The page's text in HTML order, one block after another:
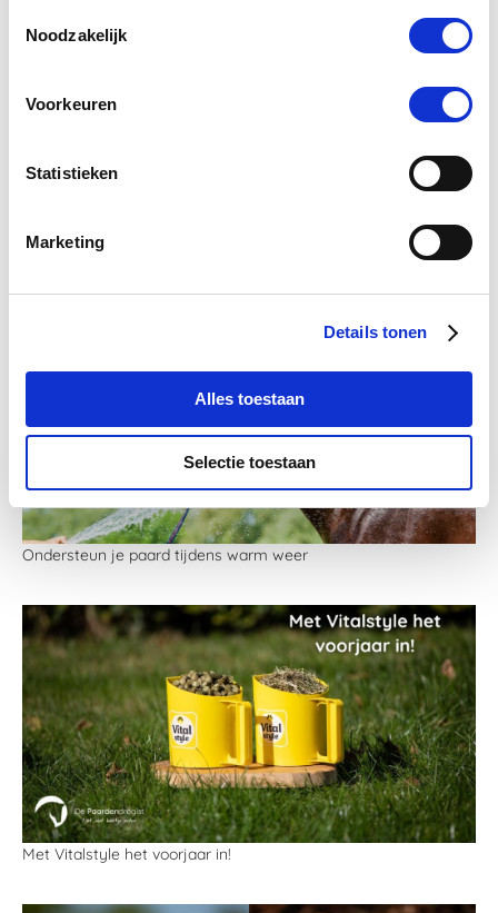
Noodzakelijk
Voorkeuren
Statistieken
Marketing
Details tonen
Alles toestaan
Selectie toestaan
Aandoeningen
Spijsvertering, maag en gewicht
Ondersteun je paard tijdens warm weer
Met Vitalstyle het voorjaar in!